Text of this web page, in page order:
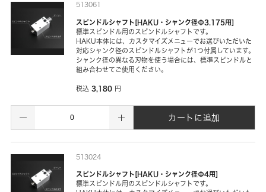
513061
スピンドルシャフト[HAKU・シャンク径Φ3.175用]
標準スピンドル用のスピンドルシャフトです。
HAKU本体には、カスタマイズメニューでお選びいただいた
対応シャンク径のスピンドルシャフトが1つ付属しています。
シャンク径の異なる刃物を使う場合には、標準スピンドルと
組み合わせてご使用ください。
税込 3,180 円
カートに追加
513024
スピンドルシャフト[HAKU・シャンク径Φ4用]
標準スピンドル用のスピンドルシャフトです。